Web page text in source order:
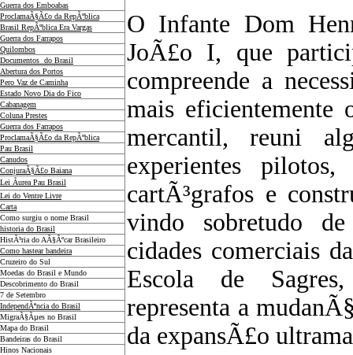
Guerra dos Emboabas
ProclamaÃ§Ã£o da RepÃºblica
Brasil RepÃºblica Era Vargas
Guerra dos Farrapos
Quilombos
Documentos do Brasil
Abertura dos Portos
Pero Vaz de Caminha
Estado Novo Dia do Fico
Cabanagem
Coluna Prestes
Guerra dos Farrapos
ProclamaÃ§Ã£o da RepÃºblica
Pau Brasil
Canudos
ConjuraÃ§Ã£o Baiana
Lei Ãurea Pau Brasil
Lei do Ventre Livre
Carta
Como surgiu o nome Brasil
historia do Brasil
HistÃ³ria do AÃ§Ãºcar Brasileiro
Como hastear bandeira
Cruzeiro do Sul
Moedas do Brasil e Mundo
Descobrimento do Brasil
7 de Setembro
IndependÃªncia do Brasil
MigraÃ§Ãµes no Brasil
Mapa do Brasil
Bandeiras do Brasil
Hinos Nacionais
O Infante Dom
JoÃ£o I, que
compreende a
mais eficientemente
mercantil, reuni
experientes pilotos,
cartÃ³grafos e
vindo sobretudo
cidades comerciais
Escola de Sagres,
representa a
da expansÃ£o